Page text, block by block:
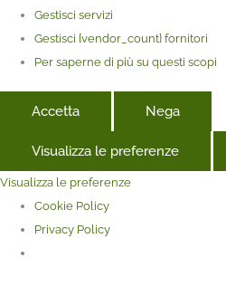
Gestisci servizi
Gestisci {vendor_count} fornitori
Per saperne di più su questi scopi
Accetta Nega
Visualizza le preferenze
Visualizza le preferenze
Cookie Policy
Privacy Policy